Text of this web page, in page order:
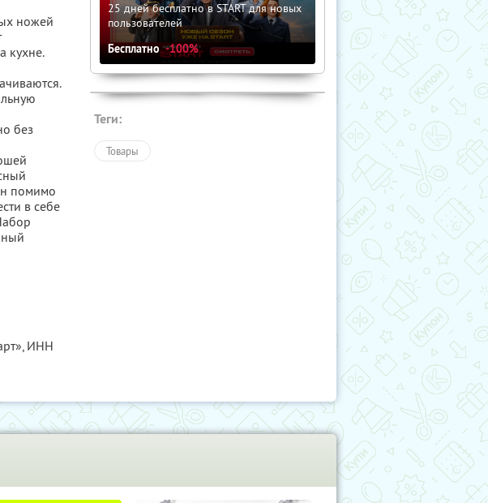
ножей
кухне.
без
помимо
в себе
ИНН
25 дней бесплатно в START для новых
пользователей
Бесплатно -100%
Теги:
Товары